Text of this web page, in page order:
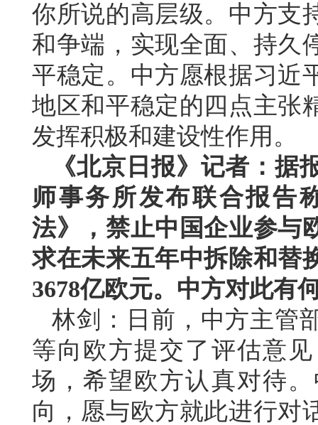
你所说的高层级。中方支
和争端，实现全面、持久
平稳定。中方愿根据习近
地区和平稳定的四点主张
发挥积极和建设性作用。
《北京日报》记者：据
师事务所发布联合报告
法》，禁止中国企业参与
求在未来五年中拆除和替
3678亿欧元。中方对此有
林剑：日前，中方主管
等向欧方提交了评估意
场，希望欧方认真对待
向，愿与欧方就此进行对